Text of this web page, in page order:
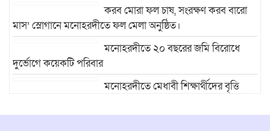
করব মোরা ফল চাষ, সংরক্ষণ করব বারো
মাস’ স্লোগানে মনোহরদীতে ফল মেলা অনুষ্ঠিত।
মনোহরদীতে ২০ বছরের জমি বিরোধে
দুর্ভোগে কয়েকটি পরিবার
মনোহরদীতে মেধাবী শিক্ষার্থীদের বৃত্তি